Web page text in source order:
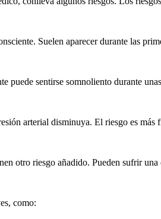
Suelen aparecer durante las
puede sentirse somnoliento durante
arterial disminuya. El riesgo es
otro riesgo añadido. Pueden sufrir
como: